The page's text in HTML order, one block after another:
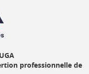
professionnelle de